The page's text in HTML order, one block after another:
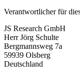
Verantwortlicher für
JS Research GmbH
Herr Jörg Schulte
Bergmannsweg 7a
59939 Olsberg
Deutschland